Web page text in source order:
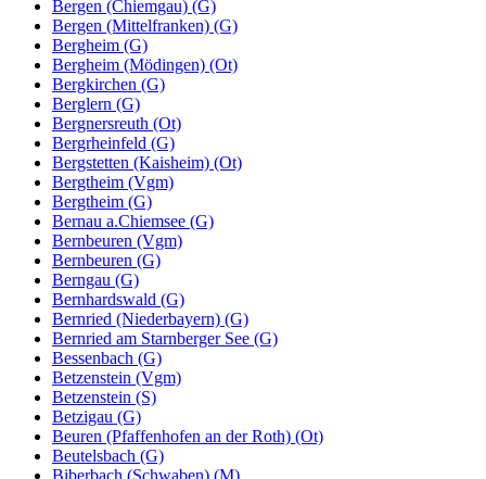
Bergen (Chiemgau) (G)
Bergen (Mittelfranken) (G)
Bergheim (G)
Bergheim (Mödingen) (Ot)
Bergkirchen (G)
Berglern (G)
Bergnersreuth (Ot)
Bergrheinfeld (G)
Bergstetten (Kaisheim) (Ot)
Bergtheim (Vgm)
Bergtheim (G)
Bernau a.Chiemsee (G)
Bernbeuren (Vgm)
Bernbeuren (G)
Berngau (G)
Bernhardswald (G)
Bernried (Niederbayern) (G)
Bernried am Starnberger See (G)
Bessenbach (G)
Betzenstein (Vgm)
Betzenstein (S)
Betzigau (G)
Beuren (Pfaffenhofen an der Roth) (Ot)
Beutelsbach (G)
Biberbach (Schwaben) (M)